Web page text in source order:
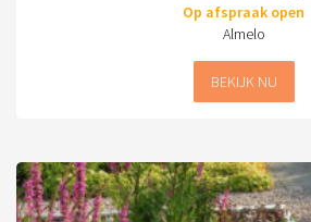
Op afspraak open
Almelo
BEKIJK NU